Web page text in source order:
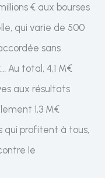
€ aux bourses
qui varie de 500
sans
Au total, 4,1 M€
aux résultats
1,3 M€
qui profitent à tous,
le